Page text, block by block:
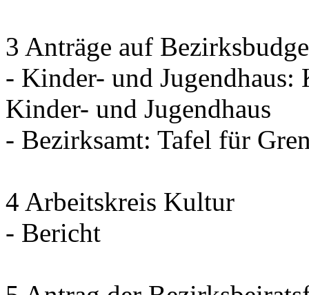
3 Anträge auf
- Kinder- und Jugendhaus:
Kinder- und Jugendhaus
- Bezirksamt: Tafel für
4 Arbeitskreis Kultur
- Bericht